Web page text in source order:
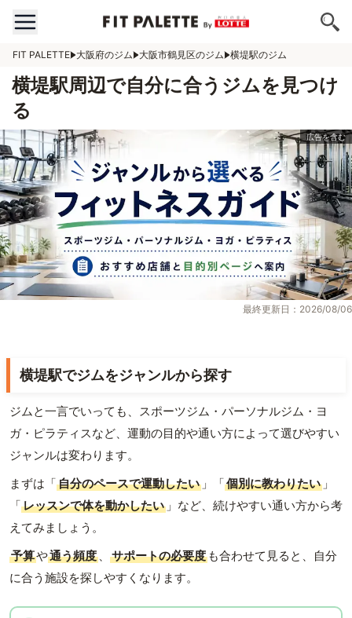
FIT PALETTE 大阪府のジム 大阪市鶴見区のジム 横堤駅のジム
横堤駅周辺で自分に合うジムを見つけ
る
最終更新日：2026/08/06
横堤駅でジムをジャンルから探す
ジムと一言でいっても、スポーツジム・パーソナルジム・ヨ
ガ・ピラティスなど、運動の目的や通い方によって選びやすい
ジャンルは変わります。
まずは「自分のペースで運動したい 」「個別に教わりたい 」
「レッスンで体を動かしたい 」など、続けやすい通い方から考
えてみましょう。
予算や通う頻度 、 サポートの必要度 も合わせて見ると、自分
に合う施設を探しやすくなります。